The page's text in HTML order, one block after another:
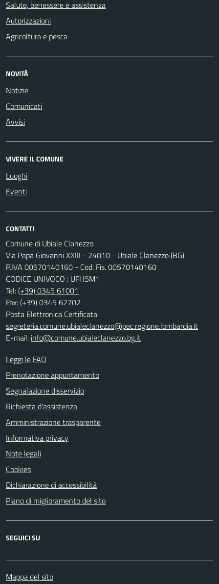
Salute, benessere e assistenza
Autorizzazioni
Agricoltura e pesca
NOVITÀ
Notizie
Comunicati
Avvisi
VIVERE IL COMUNE
Luoghi
Eventi
CONTATTI
Comune di Ubiale Clanezzo
Via Papa Giovanni XXIII - 24010 - Ubiale Clanezzo (BG)
P.IVA 00570140160 - Cod. Fis. 00570140160
CODICE UNIVOCO : UFH5M1
Tel:(+39) 0345 61001
Fax: (+39) 0345 62702
Posta Elettronica Certificata:
segreteria.comune.ubialeclanezzo@pec.regione.lombardia.it
E-mail: info@comune.ubialeclanezzo.bg.it
Leggi le FAQ
Prenotazione appuntamento
Segnalazione disservizio
Richiesta d'assistenza
Amministrazione trasparente
Informativa privacy
Note legali
Cookies
Dichiarazione di accessibilità
Piano di miglioramento del sito
SEGUICI SU
Mappa del sito